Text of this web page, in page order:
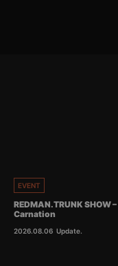
EVENT
REDMAN.TRUNK SHOW
Carnation
2026.08.06 Update.